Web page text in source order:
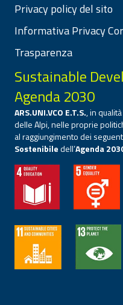
Privacy policy del sito
Informativa Privacy
Trasparenza
Sustainable
Agenda 2030
ARS.UNI.VCO E.T.S., in
delle Alpi, nelle proprie
al raggiungimento dei
Sostenibiledell’Agenda